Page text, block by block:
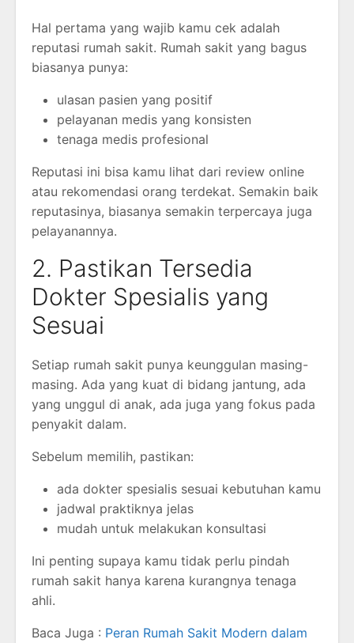
Hal pertama yang wajib kamu cek adalah
reputasi rumah sakit. Rumah sakit yang bagus
biasanya punya:
ulasan pasien yang positif
pelayanan medis yang konsisten
tenaga medis profesional
Reputasi ini bisa kamu lihat dari review online
atau rekomendasi orang terdekat. Semakin baik
reputasinya, biasanya semakin terpercaya juga
pelayanannya.
2. Pastikan Tersedia
Dokter Spesialis yang
Sesuai
Setiap rumah sakit punya keunggulan masing-
masing. Ada yang kuat di bidang jantung, ada
yang unggul di anak, ada juga yang fokus pada
penyakit dalam.
Sebelum memilih, pastikan:
ada dokter spesialis sesuai kebutuhan kamu
jadwal praktiknya jelas
mudah untuk melakukan konsultasi
Ini penting supaya kamu tidak perlu pindah
rumah sakit hanya karena kurangnya tenaga
ahli.
Baca Juga : Peran Rumah Sakit Modern dalam